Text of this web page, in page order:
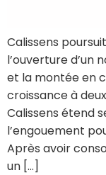
Calissens
l’ouverture d’un
et la montée en
croissance à
Calissens étend
l’engouement
Après avoir
un […]